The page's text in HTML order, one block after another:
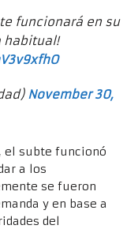
funcionará en su
habitual!
November 30,
el subte funcionó
a los
se fueron
y en base a
del